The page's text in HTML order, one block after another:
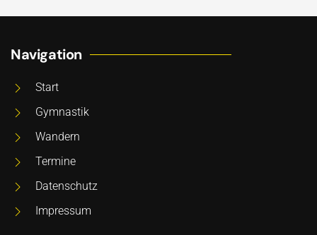
Navigation
Start
Gymnastik
Wandern
Termine
Datenschutz
Impressum